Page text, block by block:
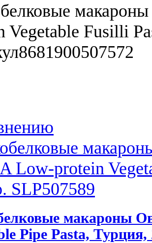
Vegetable Fusilli
8681900507572
макароны
Pipe Pasta, Турция,